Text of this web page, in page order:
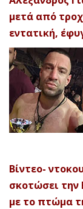
μετά από
εντατική,
Βίντεο-
σκοτώσει την
με το πτώμα